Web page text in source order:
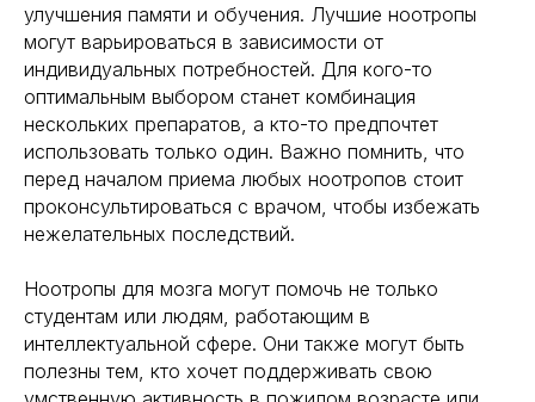
улучшения памяти и обучения. Лучшие ноотропы
могут варьироваться в зависимости от
индивидуальных потребностей. Для кого-то
оптимальным выбором станет комбинация
нескольких препаратов, а кто-то предпочтет
использовать только один. Важно помнить, что
перед началом приема любых ноотропов стоит
проконсультироваться с врачом, чтобы избежать
нежелательных последствий.
Ноотропы для мозга могут помочь не только
студентам или людям, работающим в
интеллектуальной сфере. Они также могут быть
полезны тем, кто хочет поддерживать свою